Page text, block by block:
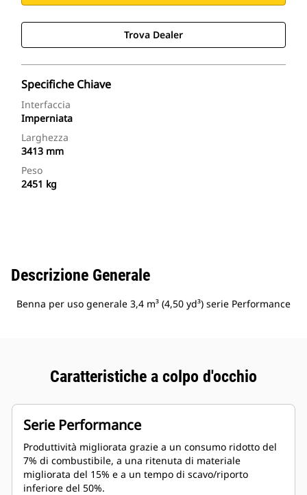
Trova Dealer
Specifiche Chiave
Interfaccia
Imperniata
Larghezza
3413 mm
Peso
2451 kg
Descrizione Generale
Benna per uso generale 3,4 m³ (4,50 yd³) serie Performance
Caratteristiche a colpo d'occhio
Serie Performance
Produttività migliorata grazie a un consumo ridotto del
7% di combustibile, a una ritenuta di materiale
migliorata del 15% e a un tempo di scavo/riporto
inferiore del 50%.